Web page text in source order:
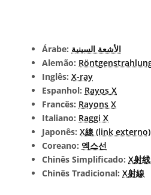
Árabe: الأشعة السينية
Alemão:
Inglês: X-ray
Espanhol: Rayos X
Francês: Rayons X
Italiano: Raggi X
Japonês: X線 (link externo)
Coreano: 엑스선
Chinês Simplificado: X射线
Chinês Tradicional: X射線